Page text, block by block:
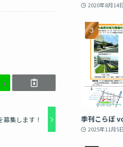
集します！
2020年8月14
季刊こらぼ
2025年11月5